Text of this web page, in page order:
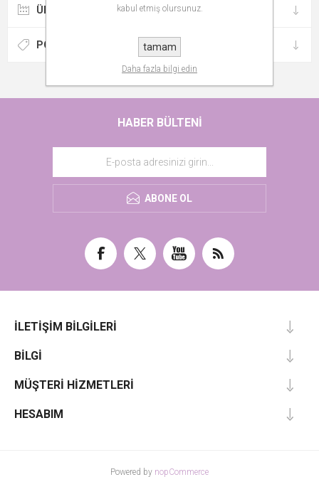
ÜRETICILER
POPÜLER ETIKETLER
HABER BÜLTENI
ABONE OL
İLETIŞIM BILGILERI
BILGI
MÜŞTERI HIZMETLERI
HESABIM
Powered by nopCommerce
kabul etmiş olursunuz.
tamam
Daha fazla bilgi edin